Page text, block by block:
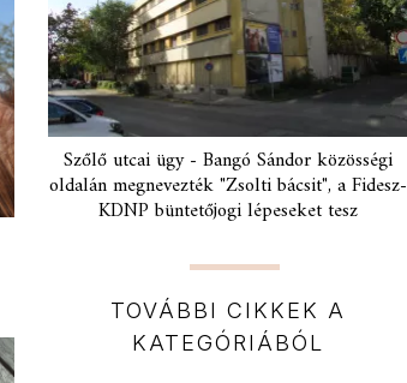
Szőlő utcai ügy - Bangó Sándor közösségi
oldalán megnevezték "Zsolti bácsit", a Fidesz-
KDNP büntetőjogi lépeseket tesz
TOVÁBBI CIKKEK A
KATEGÓRIÁBÓL